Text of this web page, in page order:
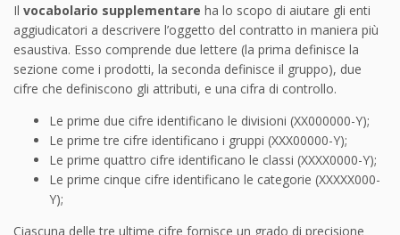
Il vocabolario supplementare ha lo scopo di aiutare gli enti
aggiudicatori a descrivere l’oggetto del contratto in maniera più
esaustiva. Esso comprende due lettere (la prima definisce la
sezione come i prodotti, la seconda definisce il gruppo), due
cifre che definiscono gli attributi, e una cifra di controllo.
Le prime due cifre identificano le divisioni (XX000000-Y);
Le prime tre cifre identificano i gruppi (XXX00000-Y);
Le prime quattro cifre identificano le classi (XXXX0000-Y);
Le prime cinque cifre identificano le categorie (XXXXX000-
Y);
Ciascuna delle tre ultime cifre fornisce un grado di precisione